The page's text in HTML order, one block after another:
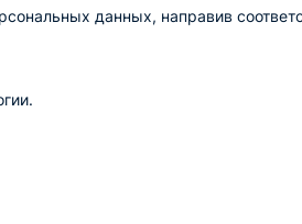
данных, направив